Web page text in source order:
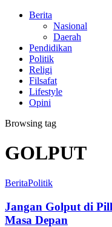
Berita
Nasional
Daerah
Pendidikan
Politik
Religi
Filsafat
Lifestyle
Opini
Browsing tag
GOLPUT
BeritaPolitik
Jangan Golput di
Masa Depan